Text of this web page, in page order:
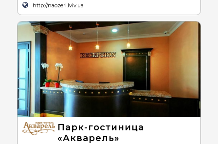
http://naozeri.lviv.ua
Парк-гостиница
«Акварель»